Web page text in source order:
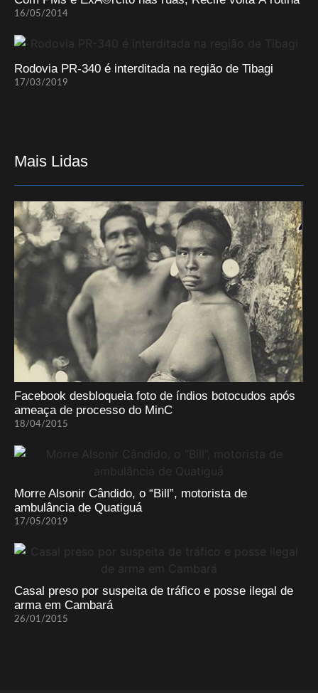
16/05/2014
Rodovia PR-340 é interditada na região de Tibagi
17/03/2019
Mais Lidas
Facebook desbloqueia foto de índios botocudos após
ameaça de processo do MinC
18/04/2015
Morre Alsonir Cândido, o “Bill”, motorista de
ambulância de Quatiguá
17/05/2019
Casal preso por suspeita de tráfico e posse ilegal de
arma em Cambará
26/01/2015